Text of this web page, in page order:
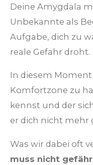
Deine Amygdala
Unbekannte als
Aufgabe, dich zu
reale Gefahr droht.
In diesem
Komfortzone zu
kennst und der
er dich nicht mehr
Was wir dabei oft
muss nicht